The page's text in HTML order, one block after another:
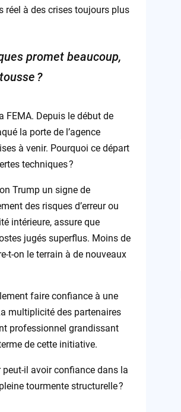
réel à des crises toujours plus
promet beaucoup,
?
FEMA. Depuis le début de
la porte de l’agence
à venir. Pourquoi ce départ
techniques ?
Trump un signe de
des risques d’erreur ou
intérieure, assure que
jugés superflus. Moins de
t-on le terrain à de nouveaux
faire confiance à une
multiplicité des partenaires
professionnel grandissant
de cette initiative.
peut-il avoir confiance dans la
tourmente structurelle ?